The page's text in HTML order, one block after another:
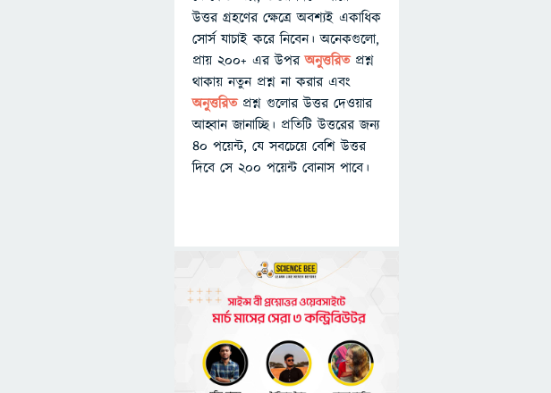
উত্তর গ্রহণের ক্ষেত্রে অবশ্যই একাধিক
সোর্স যাচাই করে নিবেন। অনেকগুলো,
প্রায় ২০০+ এর উপরঅনুত্তরিতপ্রশ্ন
থাকায় নতুন প্রশ্ন না করার এবং
অনুত্তরিত প্রশ্ন গুলোর উত্তর দেওয়ার
আহ্বান জানাচ্ছি। প্রতিটি উত্তরের জন্য
৪০ পয়েন্ট, যে সবচেয়ে বেশি উত্তর
দিবে সে ২০০ পয়েন্ট বোনাস পাবে।